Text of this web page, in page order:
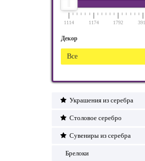
1114 1174 1792
Декор
Все
Украшения из серебра
Столовое серебро
Сувениры из серебра
Брелоки